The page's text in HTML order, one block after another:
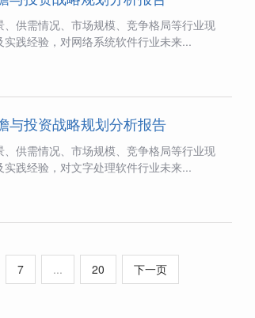
供需情况、市场规模、竞争格局等行业现
践经验，对网络系统软件行业未来...
与投资战略规划分析报告
供需情况、市场规模、竞争格局等行业现
践经验，对文字处理软件行业未来...
7 ... 20 下一页